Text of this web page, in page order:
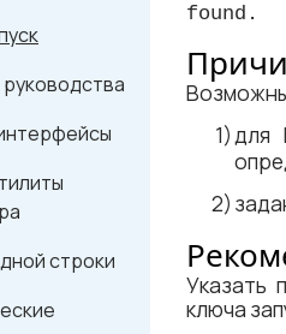
строки
found.
для
Указать
ключа